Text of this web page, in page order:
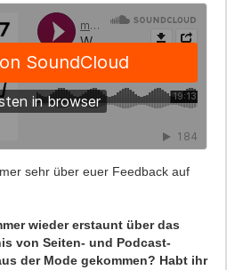
sehr über euer Feedback auf
wieder erstaunt über das
von Seiten- und Podcast-
der Mode gekommen? Habt ihr